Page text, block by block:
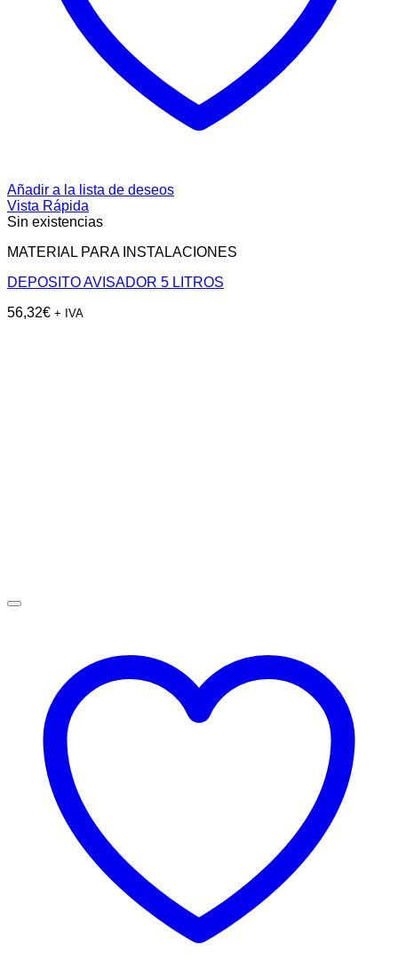
Añadir a la lista de deseos
Vista Rápida
Sin existencias
MATERIAL PARA INSTALACIONES
DEPOSITO AVISADOR 5 LITROS
56,32€ + IVA